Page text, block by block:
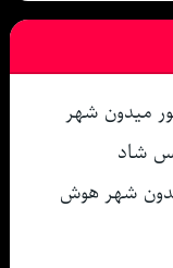
میدون شهر
شاد
شهر هوش